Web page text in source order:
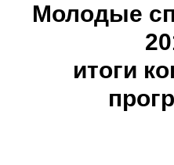
Молодые
итоги